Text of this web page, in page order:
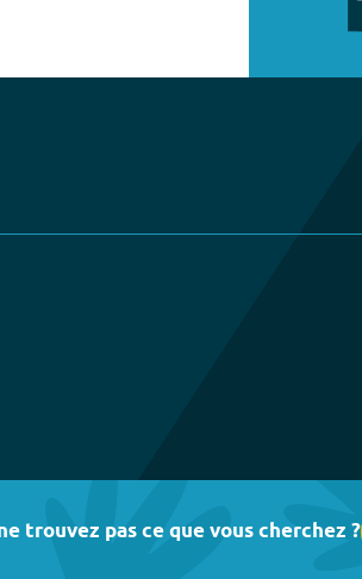
trouvez pas ce que vous cherchez ?